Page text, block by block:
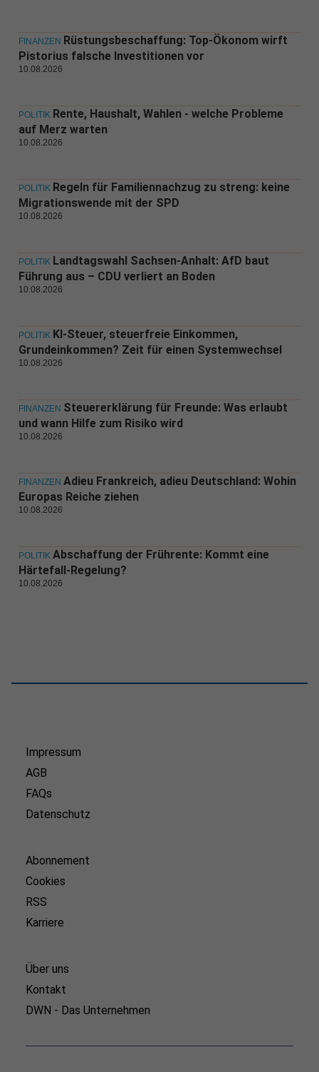
FINANZEN Rüstungsbeschaffung: Top-Ökonom wirft
Pistorius falsche Investitionen vor
10.08.2026
POLITIK Rente, Haushalt, Wahlen - welche Probleme
auf Merz warten
10.08.2026
POLITIK Regeln für Familiennachzug zu streng: keine
Migrationswende mit der SPD
10.08.2026
POLITIK Landtagswahl Sachsen-Anhalt: AfD baut
Führung aus – CDU verliert an Boden
10.08.2026
POLITIK KI-Steuer, steuerfreie Einkommen,
Grundeinkommen? Zeit für einen Systemwechsel
10.08.2026
FINANZEN Steuererklärung für Freunde: Was erlaubt
und wann Hilfe zum Risiko wird
10.08.2026
FINANZEN Adieu Frankreich, adieu Deutschland: Wohin
Europas Reiche ziehen
10.08.2026
POLITIK Abschaffung der Frührente: Kommt eine
Härtefall-Regelung?
10.08.2026
Impressum
AGB
FAQs
Datenschutz
Abonnement
Cookies
RSS
Karriere
Über uns
Kontakt
DWN - Das Unternehmen